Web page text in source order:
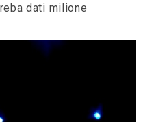
dati milione